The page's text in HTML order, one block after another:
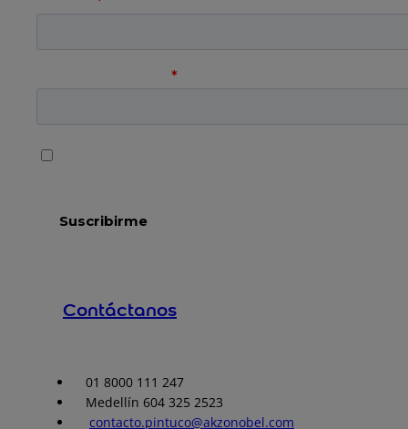
Contáctanos
01 8000 111 247
Medellín 604 325 2523
contacto.pintuco@akzonobel.com